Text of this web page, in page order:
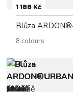
1 188 Kč
Blůza
8 colours